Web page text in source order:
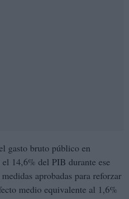
gasto bruto público en
14,6% del PIB durante ese
aprobadas para reforzar
medio equivalente al 1,6%